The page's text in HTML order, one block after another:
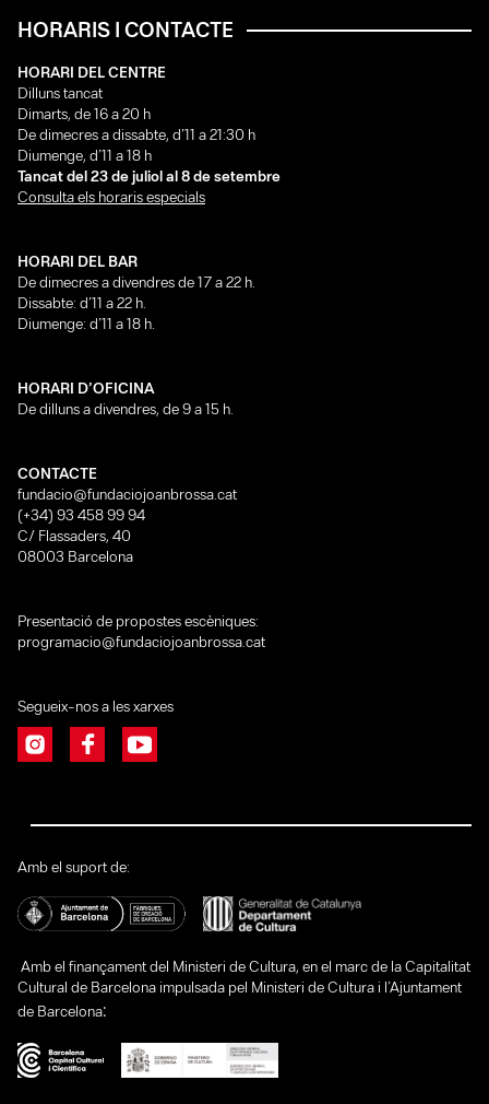
HORARIS I CONTACTE
HORARI DEL CENTRE
Dilluns tancat
Dimarts, de 16 a 20 h
De dimecres a dissabte, d’11 a 21:30 h
Diumenge, d’11 a 18 h
Tancat del 23 de juliol al 8 de setembre
Consulta els horaris especials
HORARI DEL BAR
De dimecres a divendres de 17 a 22 h.
Dissabte: d’11 a 22 h.
Diumenge: d’11 a 18 h.
HORARI D’OFICINA
De dilluns a divendres, de 9 a 15 h.
CONTACTE
fundacio@fundaciojoanbrossa.cat
(+34) 93 458 99 94
C/ Flassaders, 40
08003 Barcelona
Presentació de propostes escèniques:
programacio@fundaciojoanbrossa.cat
Segueix-nos a les xarxes
Amb el suport de:
Amb el finançament del Ministeri de Cultura, en el marc de la Capitalitat
Cultural de Barcelona impulsada pel Ministeri de Cultura i l’Ajuntament
de Barcelona: